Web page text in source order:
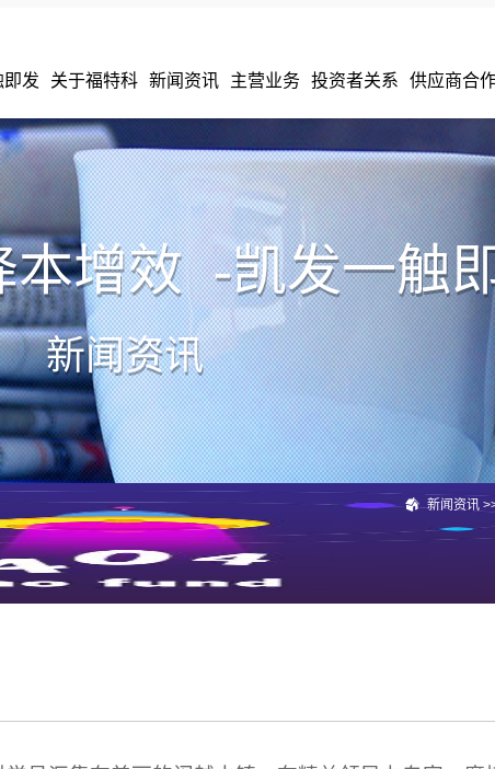
即发 关于福特科 新闻资讯 主营业务 投资者关系 供应商合
本增效 -凯发一触
新闻资讯
新闻资讯